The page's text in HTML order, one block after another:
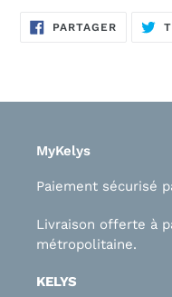
PARTAGER
MyKelys
Paiement sécurisé
Livraison offerte à
métropolitaine.
KELYS